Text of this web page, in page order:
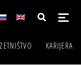
KARIJERA